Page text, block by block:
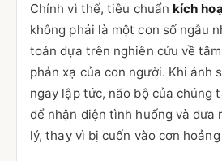
Chính vì thế, tiêu chuẩn kích
không phải là một con số ngẫu
toán dựa trên nghiên cứu về
phản xạ của con người. Khi ánh
ngay lập tức, não bộ của chúng
để nhận diện tình huống và đưa
lý, thay vì bị cuốn vào cơn